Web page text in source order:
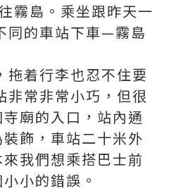
霧島。乘坐跟昨天一
同的車站下車—霧島
拖着行李也忍不住要
非常非常小巧，但很
廟的入口，站內通
飾，車站二十米外
我們想乘搭巴士前
小的錯誤。